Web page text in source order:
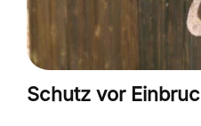
Schutz vor